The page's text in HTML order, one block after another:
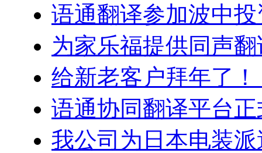
语通翻译参加波中
为家乐福提供同声
给新老客户拜年了
语通协同翻译平台
我公司为日本电装